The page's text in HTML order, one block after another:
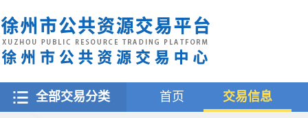
全部交易分类 首页 交易信息